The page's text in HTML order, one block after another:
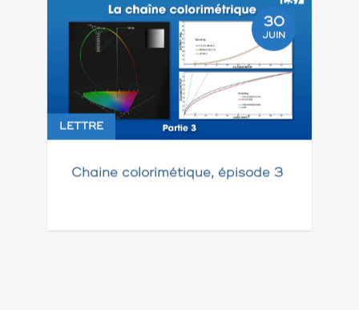
30
JUIN
LETTRE
Chaine colorimétique, épisode 3